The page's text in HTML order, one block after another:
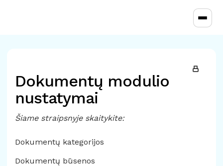
Dokumentų modulio
nustatymai
Šiame straipsnyje skaitykite:
Dokumentų kategorijos
Dokumentų būsenos